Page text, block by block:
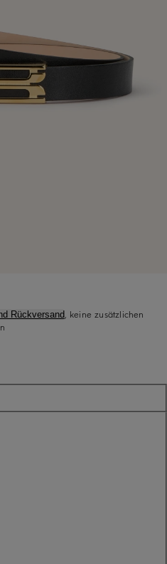
Rückversand, keine zusätzlichen